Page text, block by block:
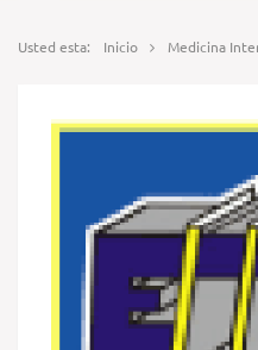
Usted esta: Inicio Medicina